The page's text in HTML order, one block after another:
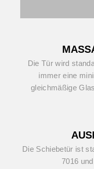
Die Tür wird
immer eine
gleichmäßige
Die Schiebetür ist
7016